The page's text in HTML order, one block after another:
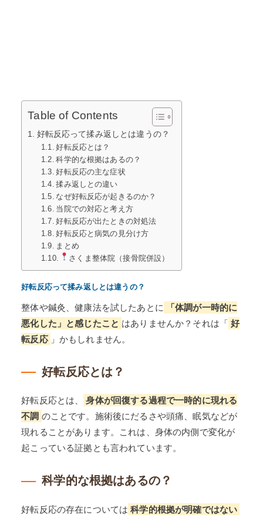
Table of Contents
好転反応って揉み返しとは違うの？
好転反応とは？
科学的な根拠はあるの？
好転反応の主な症状
揉み返しとの違い
なぜ好転反応が起きるのか？
当院での対応と考え方
好転反応が出たときの対処法
好転反応と病気の見分け方
まとめ
さくま整体院（接骨院併設）
好転反応って揉み返しとは違うの？
整体や鍼灸、健康法を試したあとに
「体調が一時的に
悪化した」と感じたこと はありませんか？それは「 好
転反応 」かもしれません。
好転反応とは？
好転反応とは、
身体が回復する過程で一時的に現れる
不調 のことです。施術後にだるさや頭痛、眠気などが
現れることがあります。これは、身体の内側で変化が
起こっている証拠とも言われています。
科学的な根拠はあるの？
好転反応の存在については 科学的根拠が明確ではない